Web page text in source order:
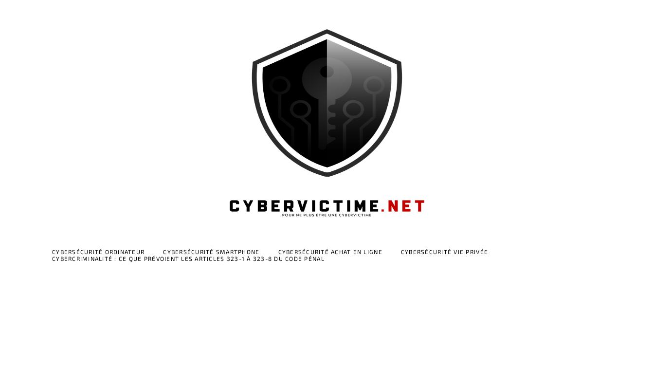
CYBERSÉCURITÉ ORDINATEUR CYBERSÉCURITÉ SMARTPHONE CYBERSÉCURITÉ ACHAT EN LIGNE
CYBERSÉCURITÉ VIE PRIVÉE
CYBERCRIMINALITÉ : CE QUE PRÉVOIENT LES ARTICLES 323-1 À 323-8 DU CODE PÉNAL